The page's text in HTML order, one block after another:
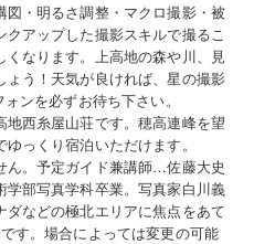
・明るさ調整・マクロ撮影・被
アップした撮影スキルで撮るこ
なります。上高地の森や川、見
う！天気が良ければ、星の撮影
ンを必ずお待ち下さい。
西糸屋山荘です。穂高連峰を望
っくり宿泊いただけます。
ん。予定ガイド兼講師…佐藤大史
学部写真学科卒業。写真家白川義
などの極北エリアに焦点をあて
す。場合によっては変更の可能